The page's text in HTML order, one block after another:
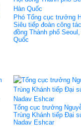
Phó Tổng cục trưởng
Siêu tiếp đoàn công
đồng Thành phố
Quốc
Tổng cục trưởng
Trùng Khánh tiếp Đại
Nadav Eshcar